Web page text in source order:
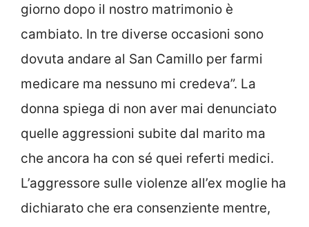
giorno dopo il nostro matrimonio è
cambiato. In tre diverse occasioni sono
dovuta andare al San Camillo per farmi
medicare ma nessuno mi credeva”. La
donna spiega di non aver mai denunciato
quelle aggressioni subite dal marito ma
che ancora ha con sé quei referti medici.
L’aggressore sulle violenze all’ex moglie ha
dichiarato che era consenziente mentre,